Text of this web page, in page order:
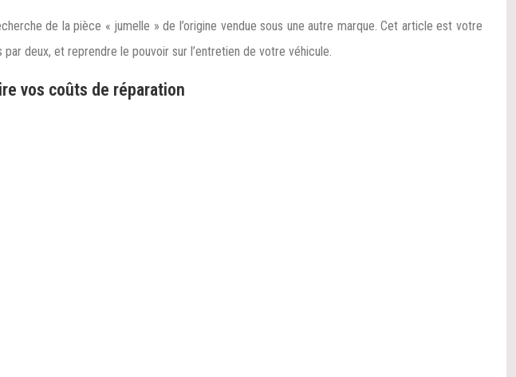
de la pièce « jumelle » de l’origine vendue sous une autre marque. Cet article est votre
deux, et reprendre le pouvoir sur l’entretien de votre véhicule.
vos coûts de réparation